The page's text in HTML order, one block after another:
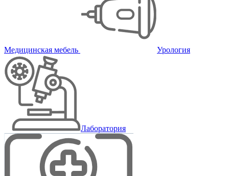
Медицинская мебель Урология
Лаборатория